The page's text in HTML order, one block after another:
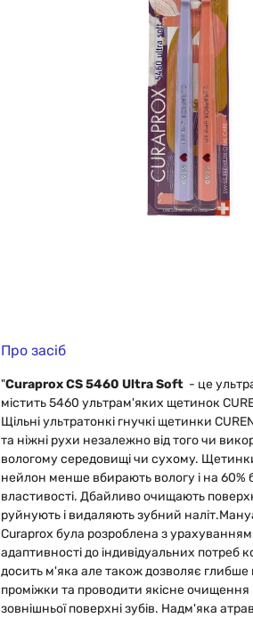
Про засіб
"Curaprox CS 5460 Ultra Soft- це
містить 5460 ультрам'яких щетинок
Щільні ультратонкі гнучкі щетинки
та ніжні рухи незалежно від того чи
вологому середовищі чи сухому. Щетинки
нейлон менше вбирають вологу і на 60%
властивості. Дбайливо очищають
руйнують і видаляють зубний наліт.
Curaprox була розроблена з
адаптивності до індивідуальних потреб
досить м'яка але також дозволяє глибше
проміжки та проводити якісне очищення
зовнішньої поверхні зубів. Надм'яка